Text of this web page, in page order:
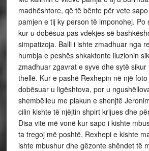
madhështore, që të bënte për vete
pamjen e tij ky person të imponohej. Po
kur u dobësua pas vdekjes së
simpatizoja. Balli i ishte zmadhuar nga
humbja e peshës shkaktonte iluzionin
zmadhuar zgavrat e syve dhe sytë
thellë. Kur e pashë Rexhepin në një
dobësuar u ligështova, por u
shembëlleu me plakun e shenjtë
cilin kishte të njëjtin shpirt krijues dhe
Disa vite më vonë kur sapo i kishte
ta tregoj më poshtë, Rexhepi e kishte
ishte mbushur dhe gëzonte shëndet të